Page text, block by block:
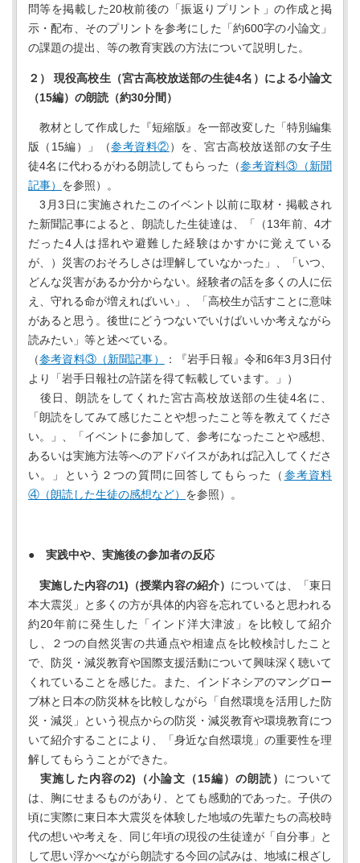
問等を掲載した20枚前後の「振返りプリント」の作成と掲
示・配布、そのプリントを参考にした「約600字の小論文」
の課題の提出、等の教育実践の方法について説明した。
２） 現役高校生（宮古高校放送部の生徒4名）による小論文
（15編）の朗読（約30分間）
教材として作成した『短縮版』を一部改変した「特別編集
版（15編）」（参考資料② ）を、宮古高校放送部の女子生
徒4名に代わるがわる朗読してもらった（参考資料③（新聞
記事） を参照）。
3月3日に実施されたこのイベント以前に取材・掲載され
た新聞記事によると、朗読した生徒達は、「（13年前、4才
だった4人は揺れや避難した経験はかすかに覚えている
が、）災害のおそろしさは理解していなかった」、「いつ、
どんな災害があるか分からない。経験者の話を多くの人に伝
え、守れる命が増えればいい」、「高校生が話すことに意味
があると思う。後世にどうつないでいけばいいか考えながら
読みたい」等と述べている。
（参考資料③（新聞記事）
：『岩手日報』令和6年3月3日付
より「岩手日報社の許諾を得て転載しています。」）
後日、朗読をしてくれた宮古高校放送部の生徒4名に、
「朗読をしてみて感じたことや想ったこと等を教えてくださ
い。」、「イベントに参加して、参考になったことや感想、
あるいは実施方法等へのアドバイスがあれば記入してくださ
い。」という２つの質問に回答してもらった（ 参考資料
④（朗読した生徒の感想など） を参照）。
● 実践中や、実施後の参加者の反応
実施した内容の1)（授業内容の紹介） については、「東日
本大震災」と多くの方が具体的内容を忘れていると思われる
約20年前に発生した「インド洋大津波」を比較して紹介
し、２つの自然災害の共通点や相違点を比較検討したこと
で、防災・減災教育や国際支援活動について興味深く聴いて
くれていることを感じた。また、インドネシアのマングロー
ブ林と日本の防災林を比較しながら「自然環境を活用した防
災・減災」という視点からの防災・減災教育や環境教育につ
いて紹介することにより、「身近な自然環境」の重要性を理
解してもらうことができた。
実施した内容の2)（小論文（15編）の朗読） について
は、胸にせまるものがあり、とても感動的であった。子供の
頃に実際に東日本大震災を体験した地域の先輩たちの高校時
代の想いや考えを、同じ年頃の現役の生徒達が「自分事」と
して思い浮かべながら朗読する今回の試みは、地域に根ざし